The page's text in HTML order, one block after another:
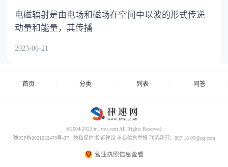
电磁辐射是由电场和磁场在空间中以波的形式传递
动量和能量，其传播
2023-06-21
首页 分类 列表 问答
©2004-2022 m.lvsu.com All Rights Reserved.
豫ICP备2021032478号-37
隐私保护 投诉建议 不良信息举报 联系我们：897 18 09@qq.com